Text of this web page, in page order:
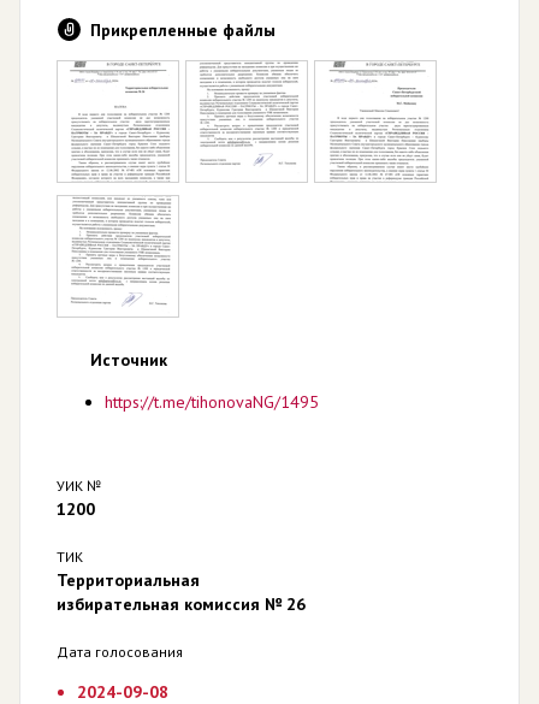
Прикрепленные файлы
Источник
https://t.me/tihonovaNG/1495
УИК №
1200
ТИК
Территориальная
избирательная комиссия № 26
Дата голосования
2024-09-08